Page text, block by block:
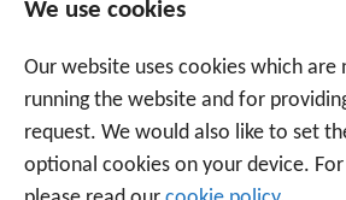
We use cookies
Our website uses cookies which are
running the website and for
request. We would also like to set
optional cookies on your device.
Spreek een
+31 88 225